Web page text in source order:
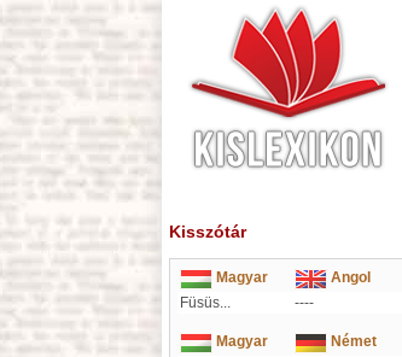
Kisszótár
Magyar
Angol
Füsüs...
----
Magyar
Német